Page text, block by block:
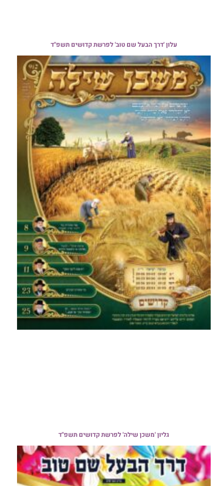
עלון 'דרך הבעל שם טוב' לפרשת קדושים תשפ"ד
גליון 'משכן שילה' לפרשת קדושים תשפ"ד